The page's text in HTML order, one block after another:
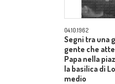
04.10.1962
Segni tra una
gente che
Papa nella
la basilica di
medio